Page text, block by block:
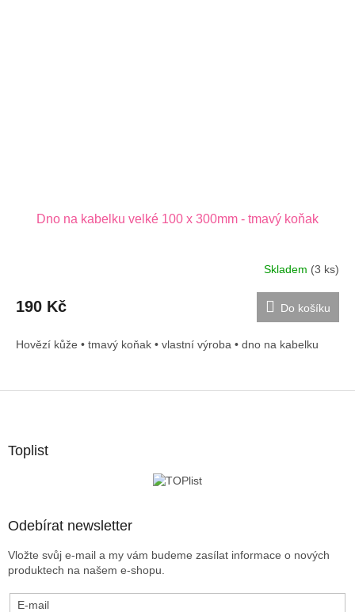
Dno na kabelku velké 100 x 300mm - tmavý koňak
Skladem (3 ks)
190 Kč Do košíku
Hovězí kůže • tmavý koňak • vlastní výroba • dno na kabelku
Toplist
Odebírat newsletter
Vložte svůj e-mail a my vám budeme zasílat informace o nových
produktech na našem e-shopu.
E-mail